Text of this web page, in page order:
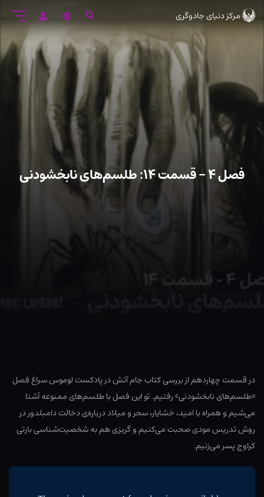
ورود
به
مرکز دنیای جادوگری
فصل ۴ – قسمت ۱۴: طلسم‌های نابخشودنی
در قسمت چهاردهم از بررسی کتاب جام آتش در پادکست لوموس سراغ فصل
«طلسم‌های نابخشودنی» رفتیم. تو این فصل با طلسم‌های ممنوعه آشنا
می‌شیم و همراه با امید، خشایار، سحر و میلاد درباره‌ی دخالت دامبلدور در
روش تدریس مودی صحبت می‌کنیم و گریزی هم به شخصیت‌شناسی بارتی
کراوچ پسر می‌زنیم.